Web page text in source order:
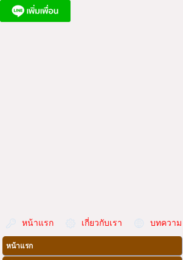
หน้าแรก เกี่ยวกับเรา บทความ
หน้าแรก